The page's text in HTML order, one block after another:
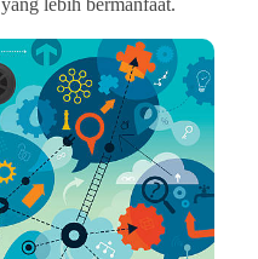
lebih bermanfaat.